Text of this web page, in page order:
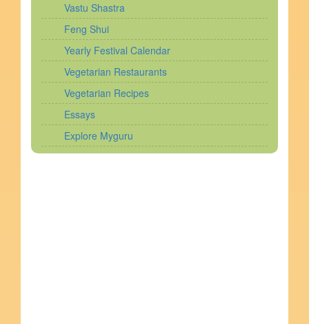
Vastu Shastra
Feng Shui
Yearly Festival Calendar
Vegetarian Restaurants
Vegetarian Recipes
Essays
Explore Myguru